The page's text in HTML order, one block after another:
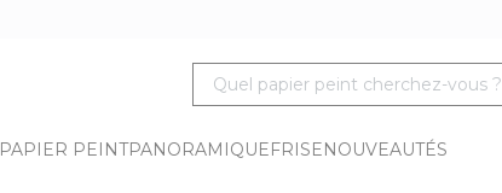
Quel papier peint cherchez-vous ?
PAPIER PEINTPANORAMIQUEFRISENOUVEAUTÉS